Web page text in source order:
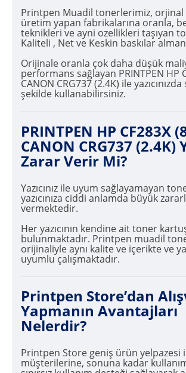
Printpen Muadil tonerlerimiz, orjinal
üretim yapan fabrikalarına oranla,
teknikleri ve ayni ozellikleri taşıyan
Kaliteli , Net ve Keskin baskılar
Orijinale oranla çok daha düşük
performans sağlayan PRINTPEN HP
CANON CRG737 (2.4K) ile yazıcınızda
şekilde kullanabilirsiniz.
PRINTPEN HP CF283X
CANON CRG737 (2.4K)
Zarar Verir Mi?
Yazıcınız ile uyum sağlayamayan
yazıcınıza ciddi anlamda büyük
vermektedir.
Her yazıcının kendine ait toner
bulunmaktadır. Printpen muadil
orijinaliyle aynı kalite ve içerikte ve
uyumlu çalışmaktadır.
Printpen Store’dan
Yapmanın Avantajları
Nelerdir?
Printpen Store geniş ürün yelpazesi
müşterilerine, sonuna kadar